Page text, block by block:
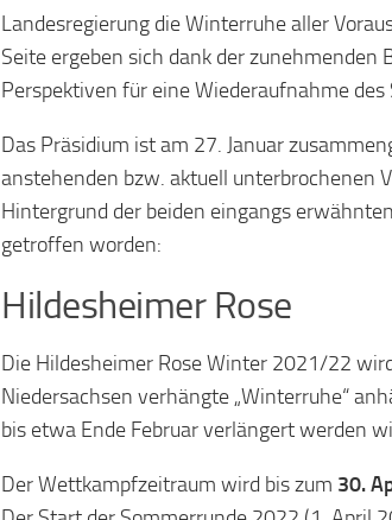
Landesregierung die Winterruhe aller
Seite ergeben sich dank der
Perspektiven für eine Wiederaufnahme des
Das Präsidium ist am 27. Januar
anstehenden bzw. aktuell unterbrochenen
Hintergrund der beiden eingangs
getroffen worden:
Hildesheimer Rose
Die Hildesheimer Rose Winter 2021/22
Niedersachsen verhängte „Winterruhe“
bis etwa Ende Februar verlängert werden
Der Wettkampfzeitraum wird bis zum 30.